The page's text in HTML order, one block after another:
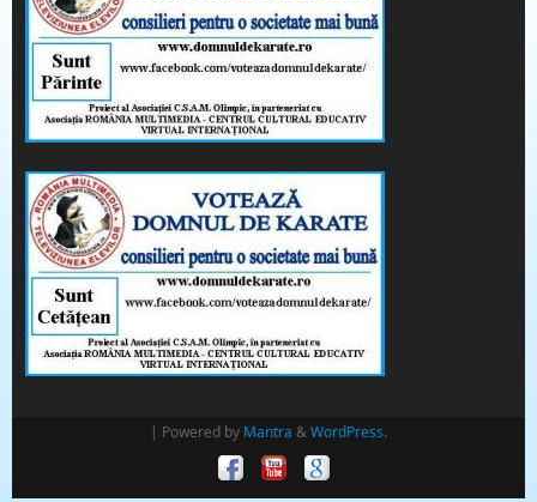
| Powered by Mantra &WordPress.